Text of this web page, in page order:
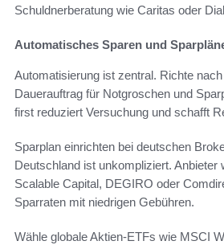
Schuldnerberatung wie Caritas oder
Automatisches Sparen und
Automatisierung ist zentral. Richte
Dauerauftrag für Notgroschen und
first reduziert Versuchung und schafft
Sparplan einrichten bei deutschen
Deutschland ist unkompliziert. Anbieter
Scalable Capital, DEGIRO oder
Sparraten mit niedrigen Gebühren.
Wähle globale Aktien-ETFs wie MSCI